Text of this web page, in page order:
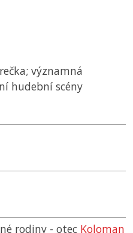
významná
hudební scény
rodiny - otec Koloman